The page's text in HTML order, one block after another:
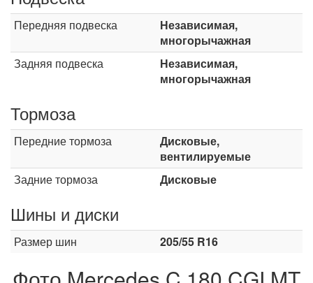
Передняя подвеска
Независимая,
многорычажная
Задняя подвеска
Независимая,
многорычажная
Тормоза
Передние тормоза
Дисковые,
вентилируемые
Задние тормоза
Дисковые
Шины и диски
Размер шин 205/55 R16